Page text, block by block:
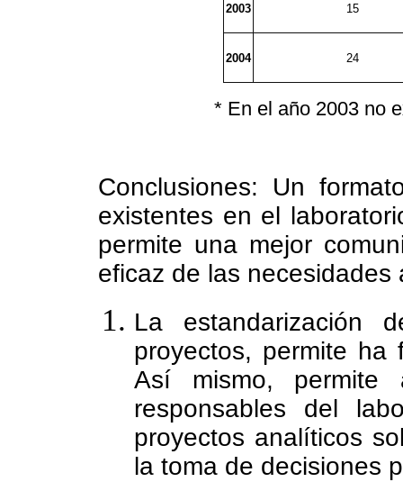
2003 15
2004 24
* En el año 2003 no
Conclusiones: Un
existentes en el
permite una mejor
eficaz de las
La estandarización
proyectos, permite ha
Así mismo,
responsables del
proyectos analíticos
la toma de decisiones